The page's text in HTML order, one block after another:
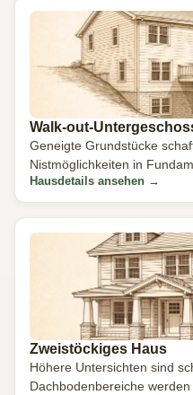
Walk-out-
Geneigte Grundstücke
Nistmöglichkeiten in
bieten Unterschlupf.
Hausdetails ansehen →
Zweistöckiges Haus
Höhere Untersichten sind
Dachbodenbereiche